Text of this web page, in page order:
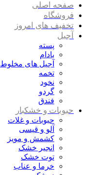
صفحه اصلی
فروشگاه
تخفیف های امروز
آجیل
پسته
بادام
آجیل های مخلوط
تخمه
نخود
گردو
فندق
حبوبات و خشکبار
حبوبات و غلات
آلو و قیسی
کشمش و مویز
انجیر خشک
توت خشک
خرما و عناب